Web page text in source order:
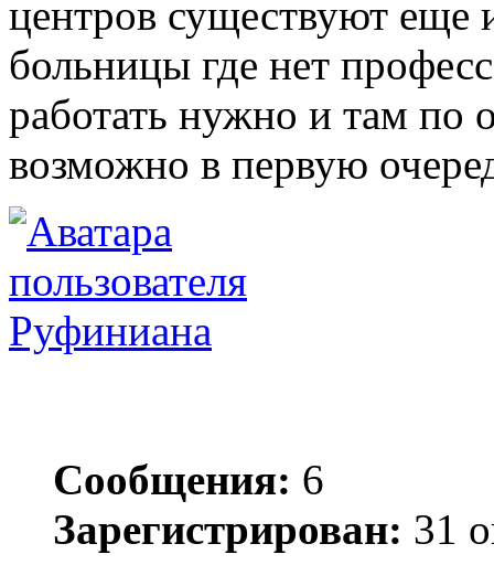
центров существуют еще
больницы где нет
работать нужно и там по
возможно в первую
Руфиниана
Сообщения: 6
Зарегистрирован: 31